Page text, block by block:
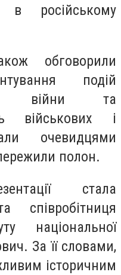
в російському
обговорили
подій
війни та
військових і
очевидцями
полон.
стала
співробітниця
національної
За її словами,
історичним